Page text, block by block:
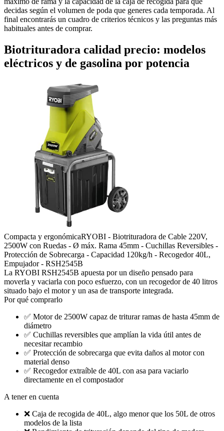
decidas según el volumen de poda que generes cada temporada. Al
final encontrarás un cuadro de criterios técnicos y las preguntas más
habituales antes de comprar.
Biotrituradora calidad precio: modelos
eléctricos y de gasolina por potencia
Compacta y ergonómicaRYOBI - Biotrituradora de Cable 220V,
2500W con Ruedas - Ø máx. Rama 45mm - Cuchillas Reversibles -
Protección de Sobrecarga - Capacidad 120kg/h - Recogedor 40L,
Empujador - RSH2545B
La RYOBI RSH2545B apuesta por un diseño pensado para
moverla y vaciarla con poco esfuerzo, con un recogedor de 40 litros
situado bajo el motor y un asa de transporte integrada.
Por qué comprarlo
✅ Motor de 2500W capaz de triturar ramas de hasta 45mm de
diámetro
✅ Cuchillas reversibles que amplían la vida útil antes de
necesitar recambio
✅ Protección de sobrecarga que evita daños al motor con
material denso
✅ Recogedor extraíble de 40L con asa para vaciarlo
directamente en el compostador
A tener en cuenta
❌ Caja de recogida de 40L, algo menor que los 50L de otros
modelos de la lista